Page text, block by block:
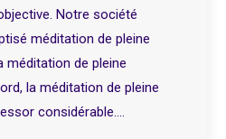
Notre société
méditation de pleine
méditation de pleine
la méditation de pleine
considérable.…